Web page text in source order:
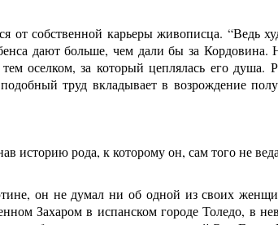
от собственной карьеры живописца. “Ведь
дают больше, чем дали бы за Кордовина.
оселком, за который цеплялась его душа.
труд вкладывает в возрождение
историю рода, к которому он, сам того не
он не думал ни об одной из своих
Захаром в испанском городе Толедо, в